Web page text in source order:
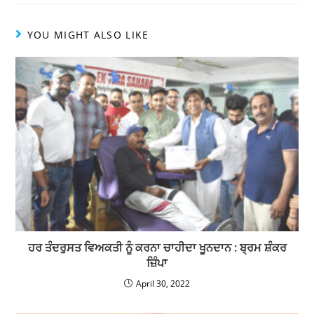
YOU MIGHT ALSO LIKE
ਹਰ ਤੰਦਰੁਸਤ ਵਿਅਕਤੀ ਨੂੰ ਕਰਨਾ ਚਾਹੀਦਾ ਖੂਨਦਾਨ : ਬ੍ਰਮ ਸ਼ੰਕਰ
ਜ਼ਿੰਪਾ
April 30, 2022